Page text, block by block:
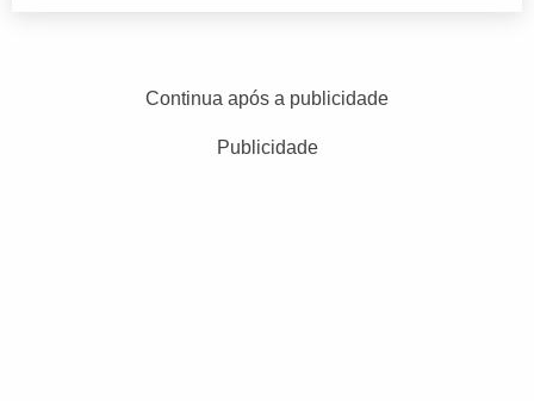
Continua após a publicidade
Publicidade